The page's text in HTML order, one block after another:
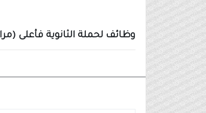
وظائف لحملة الثانوية فأعلى